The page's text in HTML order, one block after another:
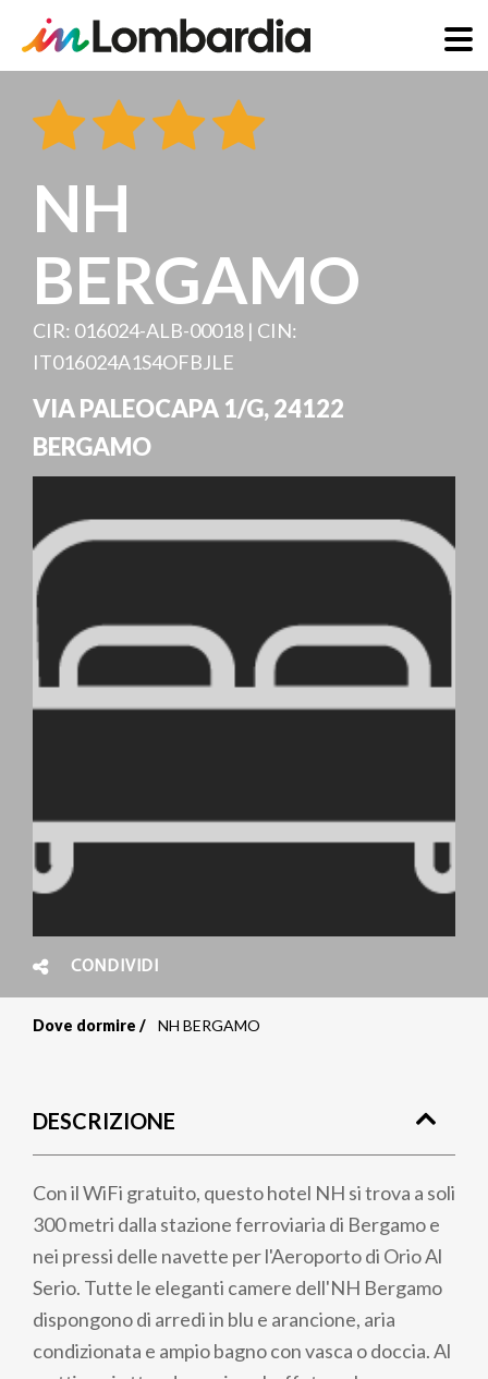
contenuto
NH
BERGAMO
CIR: 016024-ALB-00018 | CIN:
IT016024A1S4OFBJLE
VIA PALEOCAPA 1/G,24122
BERGAMO
CONDIVIDI
pane
Dove dormire NH BERGAMO
DESCRIZIONE
Con il WiFi gratuito, questo hotel NH si trova a soli
300 metri dalla stazione ferroviaria di Bergamo e
nei pressi delle navette per l'Aeroporto di Orio Al
Serio. Tutte le eleganti camere dell'NH Bergamo
dispongono di arredi in blu e arancione, aria
condizionata e ampio bagno con vasca o doccia. Al